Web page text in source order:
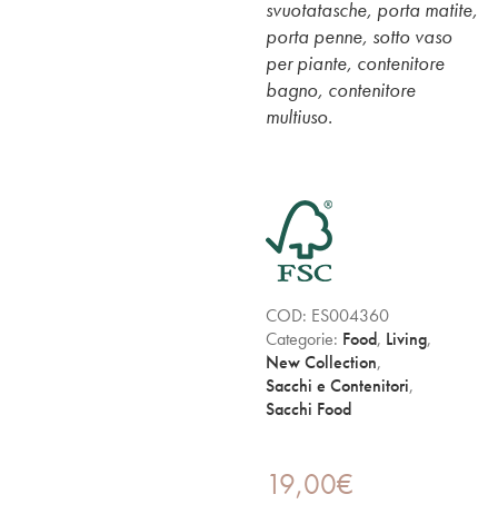
svuotatasche, porta matite,
porta penne, sotto vaso
per piante, contenitore
bagno, contenitore
multiuso.
COD: ES004360
Categorie: Food, Living,
New Collection,
Sacchi e Contenitori,
Sacchi Food
19,00€